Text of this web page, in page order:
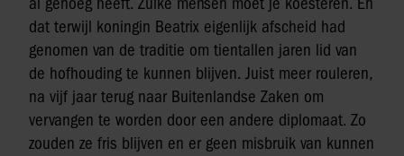
dat terwijl koningin Beatrix eigenlijk afscheid had
genomen van de traditie om tientallen jaren lid van
de hofhouding te kunnen blijven. Juist meer rouleren,
na vijf jaar terug naar Buitenlandse Zaken om
vervangen te worden door een andere diplomaat. Zo
zouden ze fris blijven en er geen misbruik van kunnen